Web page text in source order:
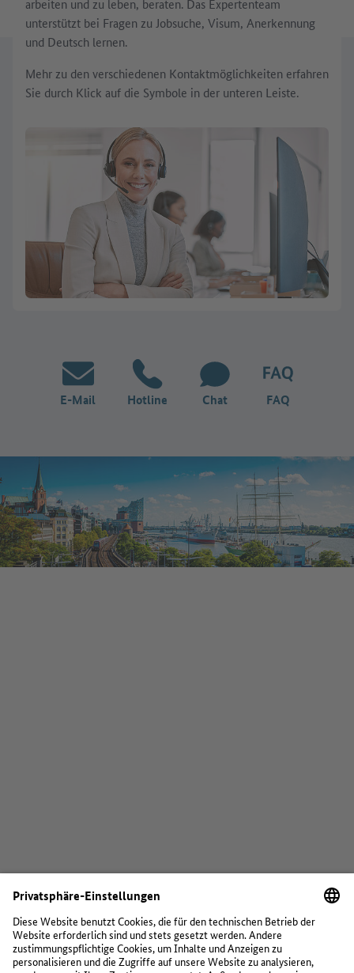
unterstützt bei Fragen zu Jobsuche, Visum, Anerkennung
und Deutsch lernen.
Mehr zu den verschiedenen Kontaktmöglichkeiten erfahren
Sie durch Klick auf die Symbole in der unteren Leiste.
E-Mail Hotline Chat FAQ